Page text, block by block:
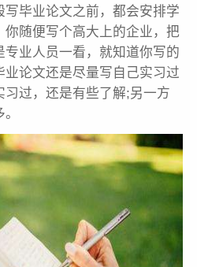
毕业论文之前，都会安排学
随便写个高大上的企业，把
业人员一看，就知道你写的
论文还是尽量写自己实习过
习过，还是有些了解;另一方